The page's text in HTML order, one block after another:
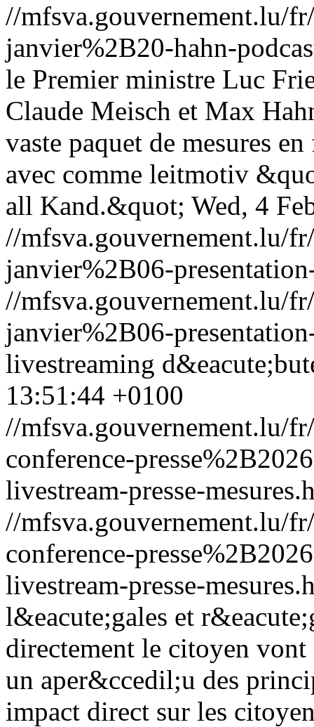
//mfsva.gouvernement.lu/
janvier%2B20-hahn-
le Premier ministre Luc
Claude Meisch et Max
vaste paquet de mesures
avec comme leitmotiv
all Kand.&quot; Wed, 4
//mfsva.gouvernement.lu/
janvier%2B06-
//mfsva.gouvernement.lu/
janvier%2B06-
livestreaming
13:51:44 +0100
//mfsva.gouvernement.lu/
conference-
livestream-presse-
//mfsva.gouvernement.lu/
conference-
livestream-presse-
l&eacute;gales et
directement le citoyen
un aper&ccedil;u des
impact direct sur les